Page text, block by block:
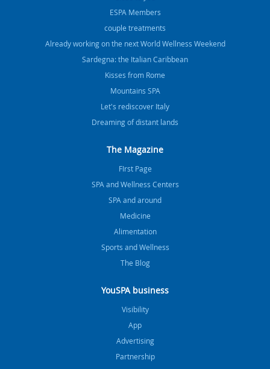
ESPA Members
couple treatments
Already working on the next World Wellness Weekend
Sardegna: the Italian Caribbean
Kisses from Rome
Mountains SPA
Let's rediscover Italy
Dreaming of distant lands
The Magazine
FIrst Page
SPA and Wellness Centers
SPA and around
Medicine
Alimentation
Sports and Wellness
The Blog
YouSPA business
Visibility
App
Advertising
Partnership